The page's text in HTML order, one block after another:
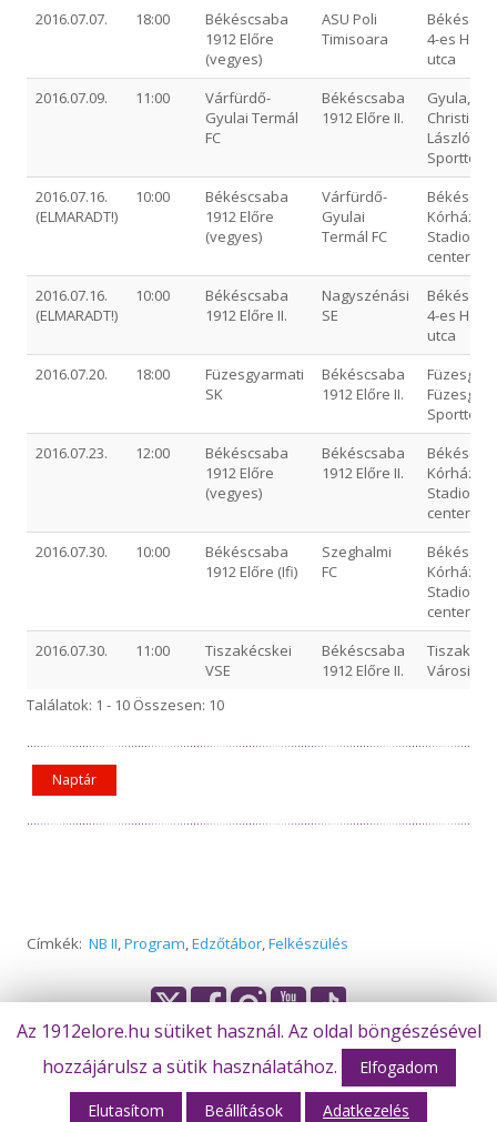
2016.07.07.
18:00
Békéscsaba
1912 Előre
(vegyes)
ASU Poli
Timisoara
4-es
utca
2016.07.09.
11:00
Várfürdő-
Gyulai Termál
FC
Békéscsaba
1912 Előre II.
Gyula, id.
Christián
László
Sporttelep
2016.07.16.
(ELMARADT!)
10:00
Békéscsaba
1912 Előre
(vegyes)
Várfürdő-
Gyulai
Termál FC
Kórház
Stadion -
2016.07.16.
(ELMARADT!)
10:00
Békéscsaba
1912 Előre II.
Nagyszénási
SE
4-es
utca
2016.07.20.
18:00
Füzesgyarmati
SK
Békéscsaba
1912 Előre II.
Sporttelep
2016.07.23.
12:00
Békéscsaba
1912 Előre
(vegyes)
Békéscsaba
1912 Előre II.
Kórház
Stadion -
2016.07.30.
10:00
Békéscsaba
1912 Előre (Ifi)
Szeghalmi
FC
Kórház
Stadion -
2016.07.30.
11:00
Tiszakécskei
VSE
Békéscsaba
1912 Előre II.
Városi
Találatok: 1 - 10 Összesen: 10
Naptár
Címkék: NB II,Program,Edzőtábor,Felkészülés
© Békéscsaba 1912 Előre Futball Zrt.
Webhost: M-Design
Az 1912elore.hu sütiket használ. Az oldal böngészésével
hozzájárulsz a sütik használatához.
Elfogadom
Elutasítom Beállítások Adatkezelés